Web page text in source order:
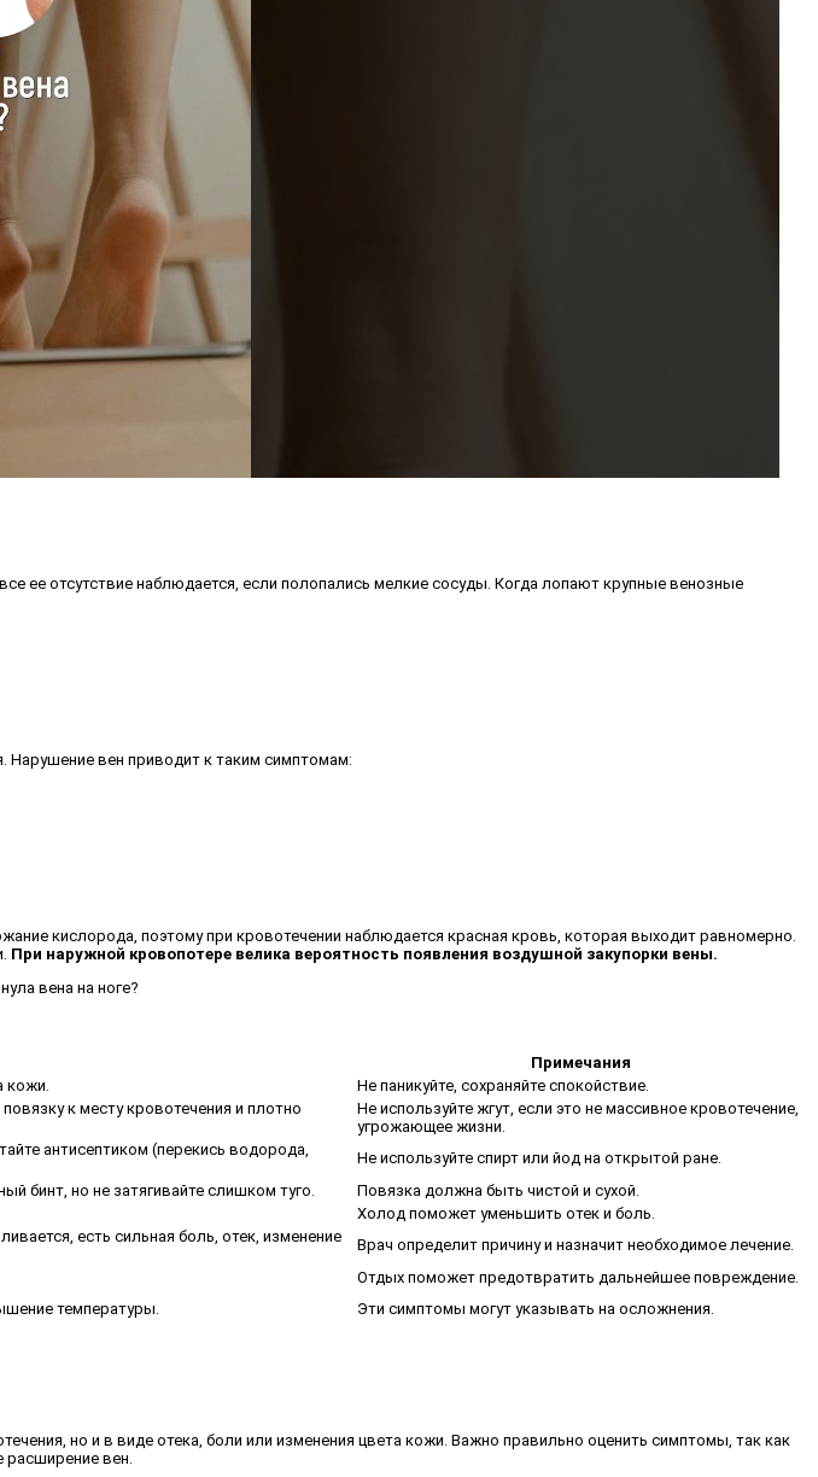
ее отсутствие наблюдается, если полопались мелкие сосуды. Когда лопают крупные венозные
Нарушение вен приводит к таким симптомам:
кислорода, поэтому при кровотечении наблюдается красная кровь, которая выходит равномерно.
При наружной кровопотере велика вероятность появления воздушной закупорки вены.
Примечания
кожи.
Не паникуйте, сохраняйте спокойствие.
к месту кровотечения и плотно
Не используйте жгут, если это не массивное кровотечение,
угрожающее жизни.
антисептиком (перекись водорода,
Не используйте спирт или йод на открытой ране.
бинт, но не затягивайте слишком туго.
Повязка должна быть чистой и сухой.
Холод поможет уменьшить отек и боль.
есть сильная боль, отек, изменение
Врач определит причину и назначит необходимое лечение.
Отдых поможет предотвратить дальнейшее повреждение.
температуры. Эти симптомы могут указывать на осложнения.
но и в виде отека, боли или изменения цвета кожи. Важно правильно оценить симптомы, так как
расширение вен.